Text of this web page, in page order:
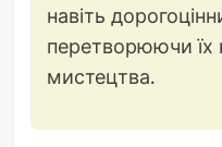
навіть
перетворюючи їх
мистецтва.